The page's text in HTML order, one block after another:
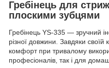
Гребінець для
плоскими зубцями
Гребінець YS-335 — зручний
різної довжини. Завдяки своїй
комфорт при тривалому
професіоналів, так і для